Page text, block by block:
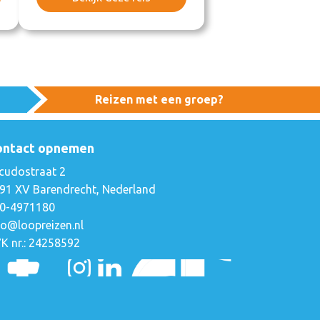
Reizen met een groep?
opnemen
2
XV Barendrecht, Nederland
4971180
nr.: 24258592